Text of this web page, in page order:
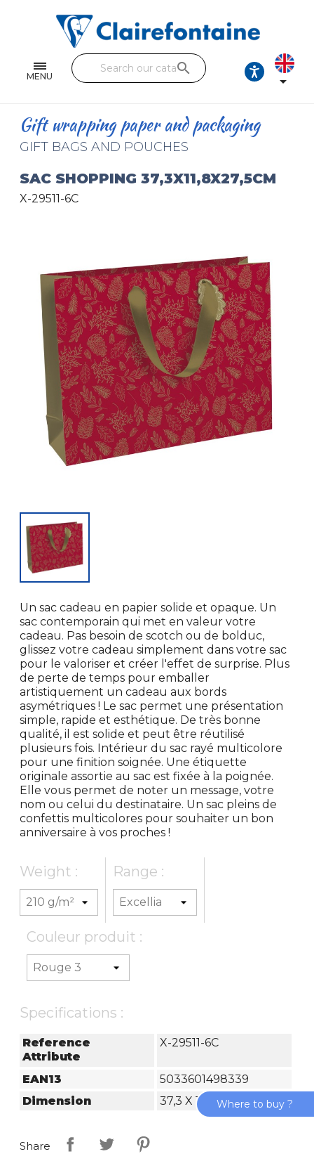
MENU
Single and double sheets
Fine arts
Handicraft
Pencil cases & Leather goods
search

Gift wrapping paper and packaging
GIFT BAGS AND POUCHES
SAC SHOPPING 37,3X11,8X27,5CM
X-29511-6C
Un sac cadeau en papier solide et opaque. Un
sac contemporain qui met en valeur votre
cadeau. Pas besoin de scotch ou de bolduc,
glissez votre cadeau simplement dans votre sac
pour le valoriser et créer l'effet de surprise. Plus
de perte de temps pour emballer
artistiquement un cadeau aux bords
asymétriques ! Le sac permet une présentation
simple, rapide et esthétique. De très bonne
qualité, il est solide et peut être réutilisé
plusieurs fois. Intérieur du sac rayé multicolore
pour une finition soignée. Une étiquette
originale assortie au sac est fixée à la poignée.
Elle vous permet de noter un message, votre
nom ou celui du destinataire. Un sac pleins de
confettis multicolores pour souhaiter un bon
anniversaire à vos proches !
Weight : Range :
Couleur produit :
Specifications :
Reference
Attribute
X-29511-6C
EAN13
5033601498339
Dimension
37,3 X 11,8 X 27,5 Cm
Share
Where to buy ?